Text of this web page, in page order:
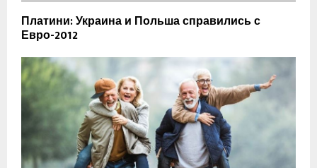
Платини: Украина и Польша справились с
Евро-2012